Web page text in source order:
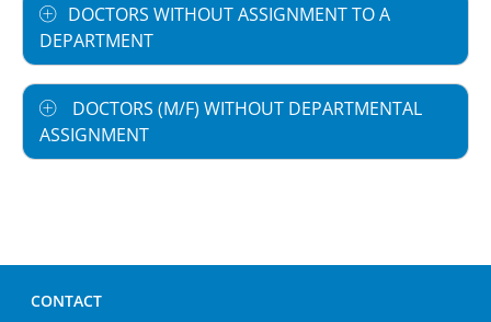
DOCTORS WITHOUT ASSIGNMENT TO A
DEPARTMENT
DOCTORS (M/F) WITHOUT DEPARTMENTAL
ASSIGNMENT
CONTACT